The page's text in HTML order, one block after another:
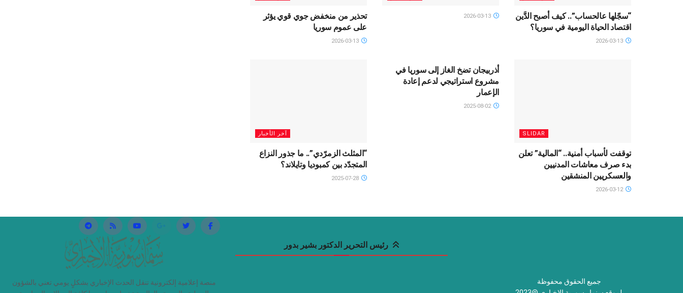
“سجّلها عالحساب”.. كيف أصبح الدَّين
اقتصاد الحياة اليومية في سوريا؟
تحذير من منخفض جوي قوي يؤثر
على عموم سوريا
SLIDAR
توقفت لأسباب أمنية.. “المالية” تعلن
بدء صرف معاشات المدنيين
والعسكريين المنشقين
2026-03-12
أذربيجان تضخ الغاز إلى سوريا في
مشروع استراتيجي لدعم إعادة
الإعمار
2025-08-02
آخر الأخبار
“المثلث الزمرّدي”.. ما جذور النزاع
المتجدّد بين كمبوديا وتايلاند؟
منصة إعلامية إلكترونية تنقل الحدث الإخباري بشكلٍ يومي تعني بالشؤون
رئيس التحرير الدكتور بشير بدور
جميع الحقوق محفوظة